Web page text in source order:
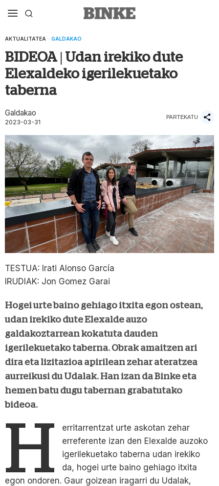
AKTUALITATEA · GALDAKAO
BIDEOA | Udan irekiko dute
Elexaldeko igerilekuetako
taberna
Galdakao
2023-03-31
PARTEKATU
TESTUA: Irati Alonso García
IRUDIAK: Jon Gomez Garai
Hogei urte baino gehiago itxita egon ostean,
udan irekiko dute Elexalde auzo
galdakoztarrean kokatuta dauden
igerilekuetako taberna. Obrak amaitzen ari
dira eta lizitazioa apirilean zehar ateratzea
aurreikusi du Udalak. Han izan da Binke eta
hemen batu dugu tabernan grabatutako
bideoa.
H
erritarrentzat urte askotan zehar
erreferente izan den Elexalde auzoko
igerilekuetako taberna udan irekiko
da, hogei urte baino gehiago itxita
egon ondoren. Gaur goizean iragarri du Udalak,